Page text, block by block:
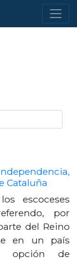
Cataluña
escoceses
por
del Reino
en un país
opción de